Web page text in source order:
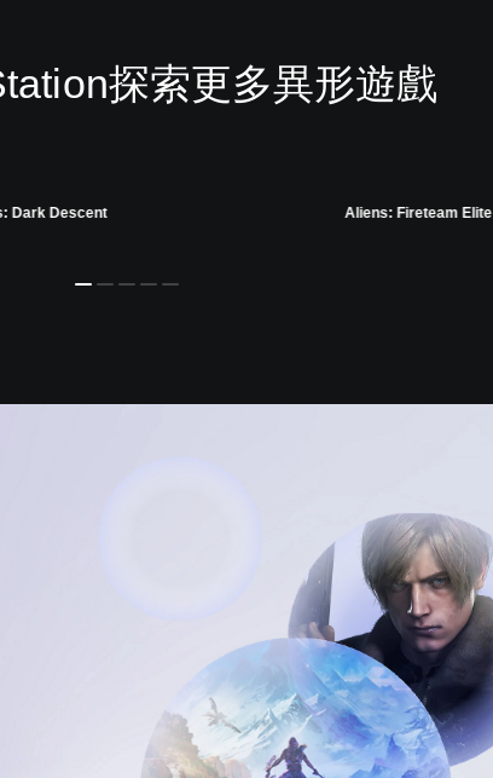
探索更多異形遊戲
Dark Descent Aliens: Fireteam Elite